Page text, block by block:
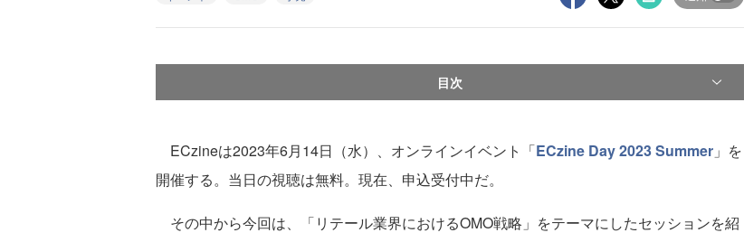
目次
ECzineは2023年6月14日（水）、オンラインイベント「ECzine Day 2023 Summer 」を
開催する。当日の視聴は無料。現在、申込受付中だ。
その中から今回は、「リテール業界におけるOMO戦略」をテーマにしたセッションを紹